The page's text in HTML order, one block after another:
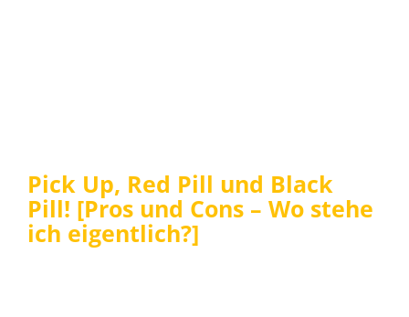
Pick Up, Red Pill und Black
Pill! [Pros und Cons – Wo stehe
ich eigentlich?]